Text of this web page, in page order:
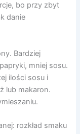
bo przy zbyt
danie
Bardziej
mniej sosu.
ilości sosu i
lub makaron.
rozkład smaku